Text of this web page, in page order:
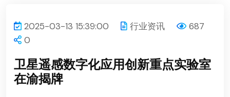
2025-03-13 15:39:00 行业资讯
687
0
卫星遥感数字化应用创新重点实验室
在渝揭牌